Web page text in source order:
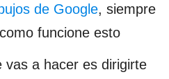
de Google, siempre
funcione esto
vas a hacer es dirigirte